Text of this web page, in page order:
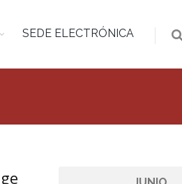
SEDE ELECTRÓNICA